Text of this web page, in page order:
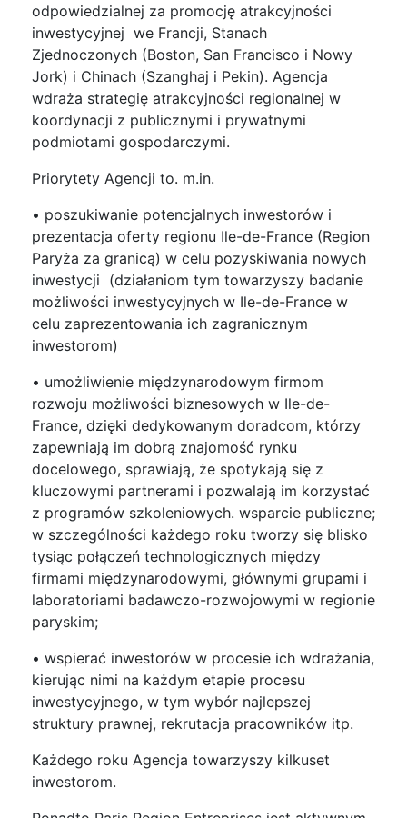
odpowiedzialnej za promocję atrakcyjności
inwestycyjnej we Francji, Stanach
Zjednoczonych (Boston, San Francisco i Nowy
Jork) i Chinach (Szanghaj i Pekin). Agencja
wdraża strategię atrakcyjności regionalnej w
koordynacji z publicznymi i prywatnymi
podmiotami gospodarczymi.
Priorytety Agencji to. m.in.
• poszukiwanie potencjalnych inwestorów i
prezentacja oferty regionu Ile-de-France (Region
Paryża za granicą) w celu pozyskiwania nowych
inwestycji (działaniom tym towarzyszy badanie
możliwości inwestycyjnych w Ile-de-France w
celu zaprezentowania ich zagranicznym
inwestorom)
• umożliwienie międzynarodowym firmom
rozwoju możliwości biznesowych w Ile-de-
France, dzięki dedykowanym doradcom, którzy
zapewniają im dobrą znajomość rynku
docelowego, sprawiają, że spotykają się z
kluczowymi partnerami i pozwalają im korzystać
z programów szkoleniowych. wsparcie publiczne;
w szczególności każdego roku tworzy się blisko
tysiąc połączeń technologicznych między
firmami międzynarodowymi, głównymi grupami i
laboratoriami badawczo-rozwojowymi w regionie
paryskim;
• wspierać inwestorów w procesie ich wdrażania,
kierując nimi na każdym etapie procesu
inwestycyjnego, w tym wybór najlepszej
struktury prawnej, rekrutacja pracowników itp.
Każdego roku Agencja towarzyszy kilkuset
inwestorom.